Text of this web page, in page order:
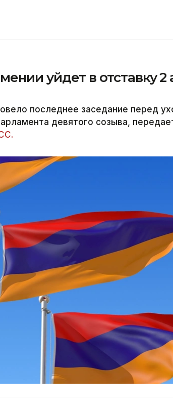
уйдет в отставку 2
последнее заседание перед
девятого созыва,